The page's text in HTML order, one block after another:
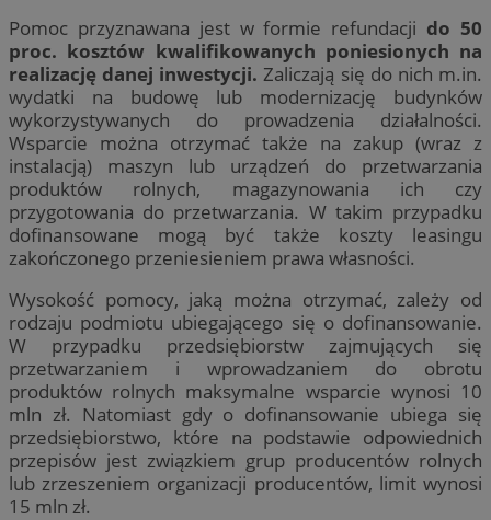
Pomoc przyznawana jest w formie refundacji do 50
proc. kosztów kwalifikowanych poniesionych na
realizację danej inwestycji. Zaliczają się do nich m.in.
wydatki na budowę lub modernizację budynków
wykorzystywanych do prowadzenia działalności.
Wsparcie można otrzymać także na zakup (wraz z
instalacją) maszyn lub urządzeń do przetwarzania
produktów rolnych, magazynowania ich czy
przygotowania do przetwarzania. W takim przypadku
dofinansowane mogą być także koszty leasingu
zakończonego przeniesieniem prawa własności.
Wysokość pomocy, jaką można otrzymać, zależy od
rodzaju podmiotu ubiegającego się o dofinansowanie.
W przypadku przedsiębiorstw zajmujących się
przetwarzaniem i wprowadzaniem do obrotu
produktów rolnych maksymalne wsparcie wynosi 10
mln zł. Natomiast gdy o dofinansowanie ubiega się
przedsiębiorstwo, które na podstawie odpowiednich
przepisów jest związkiem grup producentów rolnych
lub zrzeszeniem organizacji producentów, limit wynosi
15 mln zł.